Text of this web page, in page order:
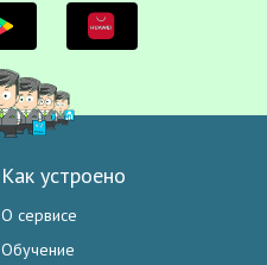
Как устроено
О сервисе
Обучение